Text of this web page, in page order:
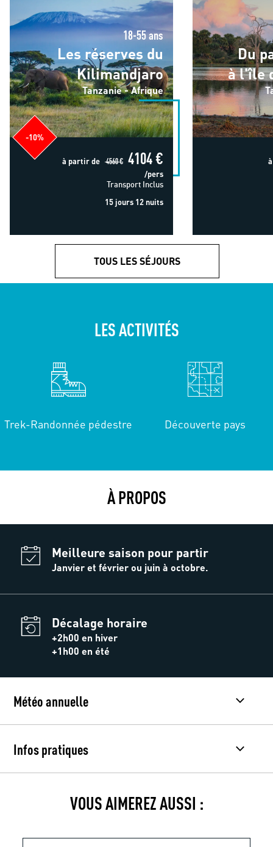
18-55 ans
Les réserves du
Kilimandjaro
Tanzanie - Afrique
-10%
à partir de 4560 € 4104 €
/pers
Transport Inclus
15 jours 12 nuits
Du
à l'île
TOUS LES SÉJOURS
LES ACTIVITÉS
Trek-Randonnée pédestre Découverte pays
À PROPOS
Meilleure saison pour partir
Janvier et février ou juin à octobre.
Décalage horaire
+2h00 en hiver
+1h00 en été
Météo annuelle
Infos pratiques
VOUS AIMEREZ AUSSI :